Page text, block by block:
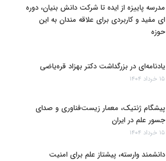
مدرسه پاییزه از ایده تا شرکت دانش بنیان، دوره
ای مفید و کاربردی برای علاقه مندان به این
حوزه
یادنامه‌ای در بزرگداشت دکتر بهزاد قره‌یاضی
۱۵ خرداد ۱۴۰۴
پیشگام ژنتیک، معمار زیست‌فناوری و صدای
جسور علم در ایران
۱۵ خرداد ۱۴۰۴
دانشمند وارسته، پیشتاز علم برای امنیت